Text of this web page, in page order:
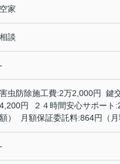
空家
相談
-
害虫防除施工費:2万2,000円 鍵
4,200円 ２４時間安心サポート
額） 月額保証委託料:864円（月
-